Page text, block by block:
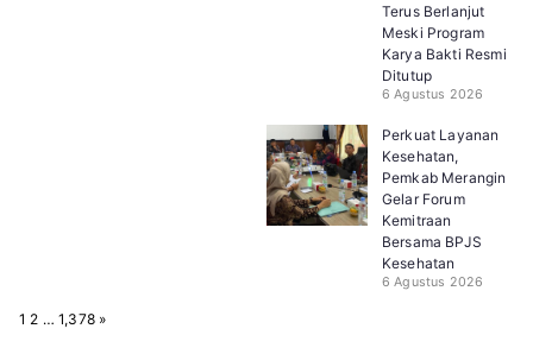
Terus Berlanjut
Meski Program
Karya Bakti Resmi
Ditutup
6 Agustus 2026
Perkuat Layanan
Kesehatan,
Pemkab Merangin
Gelar Forum
Kemitraan
Bersama BPJS
Kesehatan
6 Agustus 2026
P1 2 … 1,378 N
»